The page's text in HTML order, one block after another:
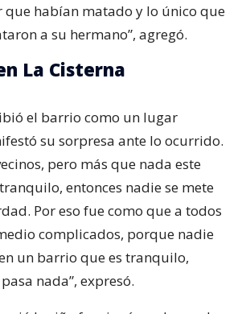
que habían matado y lo único que
a su hermano”, agregó.
La Cisterna
el barrio como un lugar
su sorpresa ante lo ocurrido.
pero más que nada este
entonces nadie se mete
Por eso fue como que a todos
complicados, porque nadie
un barrio que es tranquilo,
nada”, expresó.